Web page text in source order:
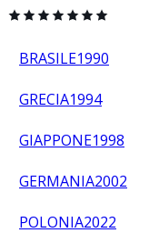
BRASILE1990
GRECIA1994
GIAPPONE1998
GERMANIA2002
POLONIA2022